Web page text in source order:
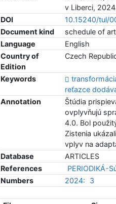
v Liberci,
DOI
10.15240/tul/
Document kind
schedule of
Language
English
Country of
Edition
Czech
Keywords
reťazce
Annotation
Štúdia
ovplyvňujú
4.0. Bol
Zistenia
vplyv na
Database
ARTICLES
References
PERIODIKÁ-
Numbers
2024: 3